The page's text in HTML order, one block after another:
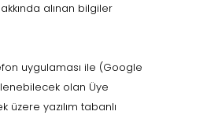
alınan bilgiler
uygulaması ile (Google
olan Üye
yazılım tabanlı